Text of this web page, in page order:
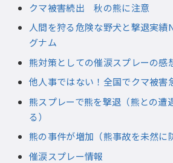
クマ被害続出 秋の熊に注意
人間を狩る危険な野犬と撃退実績
グナム
熊対策としての催涙スプレーの感
他人事ではない！全国でクマ被害
熊スプレーで熊を撃退（熊との遭
る）
熊の事件が増加（熊事故を未然に
催涙スプレー情報